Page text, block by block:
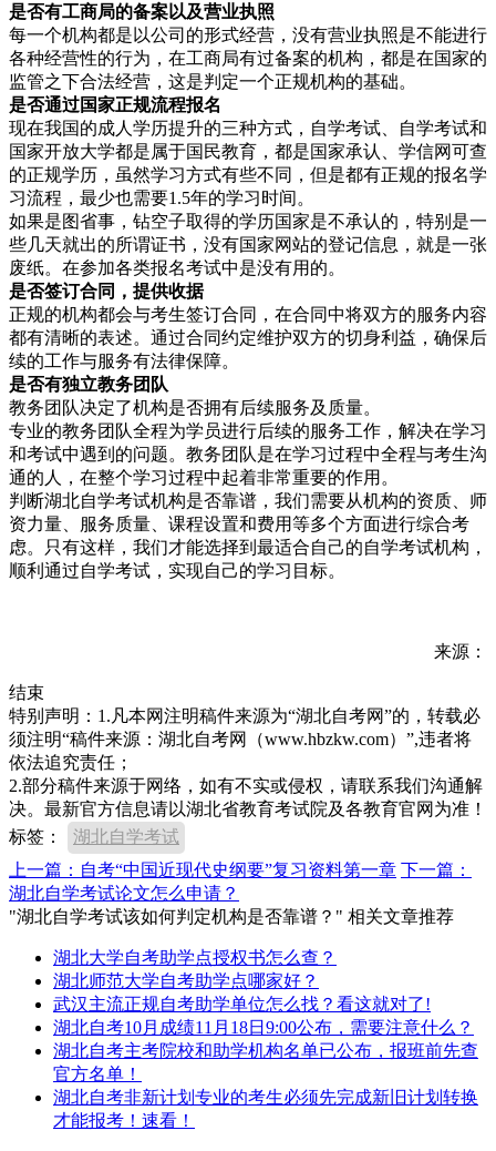
是否有工商局的备案以及营业执照
每一个机构都是以公司的形式经营，没有营业执照是不能进行
各种经营性的行为，在工商局有过备案的机构，都是在国家的
监管之下合法经营，这是判定一个正规机构的基础。
是否通过国家正规流程报名
现在我国的成人学历提升的三种方式，自学考试、自学考试和
国家开放大学都是属于国民教育，都是国家承认、学信网可查
的正规学历，虽然学习方式有些不同，但是都有正规的报名学
习流程，最少也需要1.5年的学习时间。
如果是图省事，钻空子取得的学历国家是不承认的，特别是一
些几天就出的所谓证书，没有国家网站的登记信息，就是一张
废纸。在参加各类报名考试中是没有用的。
是否签订合同，提供收据
正规的机构都会与考生签订合同，在合同中将双方的服务内容
都有清晰的表述。通过合同约定维护双方的切身利益，确保后
续的工作与服务有法律保障。
是否有独立教务团队
教务团队决定了机构是否拥有后续服务及质量。
专业的教务团队全程为学员进行后续的服务工作，解决在学习
和考试中遇到的问题。教务团队是在学习过程中全程与考生沟
通的人，在整个学习过程中起着非常重要的作用。
判断湖北自学考试机构是否靠谱，我们需要从机构的资质、师
资力量、服务质量、课程设置和费用等多个方面进行综合考
虑。只有这样，我们才能选择到最适合自己的自学考试机构，
顺利通过自学考试，实现自己的学习目标。
来源：
结束
特别声明：1.凡本网注明稿件来源为“湖北自考网”的，转载必
须注明“稿件来源：湖北自考网（www.hbzkw.com）”,违者将
依法追究责任；
2.部分稿件来源于网络，如有不实或侵权，请联系我们沟通解
决。最新官方信息请以湖北省教育考试院及各教育官网为准！
标签：
湖北自学考试
上一篇：自考“中国近现代史纲要”复习资料第一章 下一篇：
湖北自学考试论文怎么申请？
"湖北自学考试该如何判定机构是否靠谱？" 相关文章推荐
湖北大学自考助学点授权书怎么查？
湖北师范大学自考助学点哪家好？
武汉主流正规自考助学单位怎么找？看这就对了!
湖北自考10月成绩11月18日9:00公布，需要注意什么？
湖北自考主考院校和助学机构名单已公布，报班前先查
官方名单！
湖北自考非新计划专业的考生必须先完成新旧计划转换
才能报考！速看！